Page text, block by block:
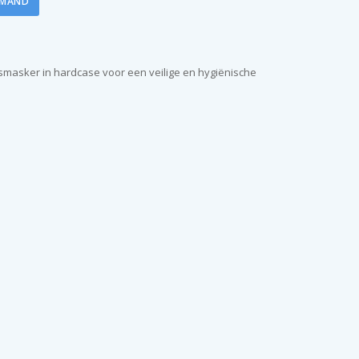
in hardcase voor een veilige en hygiënische